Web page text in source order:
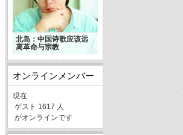
北岛：中国诗歌应该远
离革命与宗教
オンラインメンバー
現在
ゲスト 1617 人
がオンラインです